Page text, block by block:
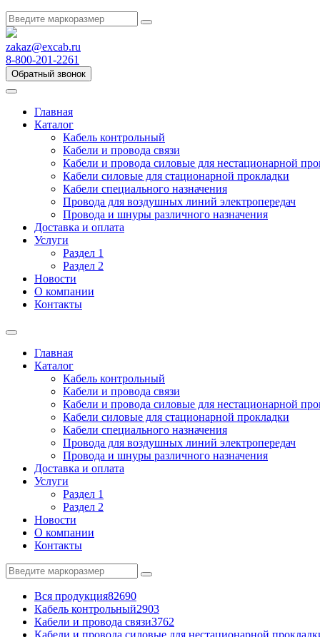
zakaz@excab.ru
8-800-201-2261
Обратный звонок
Главная
Каталог
Кабель контрольный
Кабели и провода связи
Кабели и провода силовые для нестационарной
Кабели силовые для стационарной прокладки
Кабели специального назначения
Провода для воздушных линий электропередач
Провода и шнуры различного назначения
Доставка и оплата
Услуги
Раздел 1
Раздел 2
Новости
О компании
Контакты
Главная
Каталог
Кабель контрольный
Кабели и провода связи
Кабели и провода силовые для нестационарной
Кабели силовые для стационарной прокладки
Кабели специального назначения
Провода для воздушных линий электропередач
Провода и шнуры различного назначения
Доставка и оплата
Услуги
Раздел 1
Раздел 2
Новости
О компании
Контакты
Вся продукция82690
Кабель контрольный2903
Кабели и провода связи3762
Кабели и провода силовые для нестационарной